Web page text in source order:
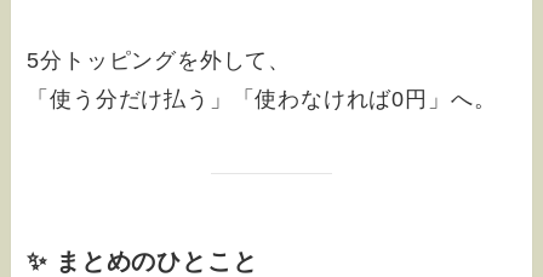
5分トッピングを外して、
「使う分だけ払う」「使わなければ0円」へ。
✨ まとめのひとこと